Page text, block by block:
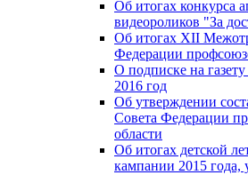
Об итогах конкурса
видеороликов "За
Об итогах XII
Федерации
О подписке на
2016 год
Об утверждении
Совета Федерации
области
Об итогах детской
кампании 2015 года,